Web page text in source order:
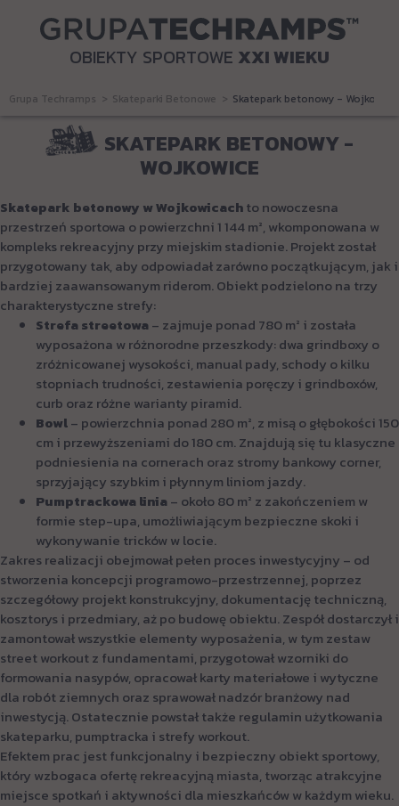
OBIEKTY SPORTOWE XXI WIEKU
Grupa Techramps Skateparki Betonowe Skatepark betonowy - Wojkowice
SKATEPARK BETONOWY -
WOJKOWICE
Skatepark betonowy w Wojkowicachto nowoczesna
przestrzeń sportowa o powierzchni 1 144 m², wkomponowana w
kompleks rekreacyjny przy miejskim stadionie. Projekt został
przygotowany tak, aby odpowiadał zarówno początkującym, jak i
bardziej zaawansowanym riderom. Obiekt podzielono na trzy
charakterystyczne strefy:
Strefa streetowa– zajmuje ponad 780 m² i została
wyposażona w różnorodne przeszkody: dwa grindboxy o
zróżnicowanej wysokości, manual pady, schody o kilku
stopniach trudności, zestawienia poręczy i grindboxów,
curb oraz różne warianty piramid.
Bowl– powierzchnia ponad 280 m², z misą o głębokości 150
cm i przewyższeniami do 180 cm. Znajdują się tu klasyczne
podniesienia na cornerach oraz stromy bankowy corner,
sprzyjający szybkim i płynnym liniom jazdy.
Pumptrackowa linia– około 80 m² z zakończeniem w
formie step-upa, umożliwiającym bezpieczne skoki i
wykonywanie tricków w locie.
Zakres realizacji obejmował pełen proces inwestycyjny – od
stworzenia koncepcji programowo-przestrzennej, poprzez
szczegółowy projekt konstrukcyjny, dokumentację techniczną,
kosztorys i przedmiary, aż po budowę obiektu. Zespół dostarczył i
zamontował wszystkie elementy wyposażenia, w tym zestaw
street workout z fundamentami, przygotował wzorniki do
formowania nasypów, opracował karty materiałowe i wytyczne
dla robót ziemnych oraz sprawował nadzór branżowy nad
inwestycją. Ostatecznie powstał także regulamin użytkowania
skateparku, pumptracka i strefy workout.
Efektem prac jest funkcjonalny i bezpieczny obiekt sportowy,
który wzbogaca ofertę rekreacyjną miasta, tworząc atrakcyjne
miejsce spotkań i aktywności dla mieszkańców w każdym wieku.